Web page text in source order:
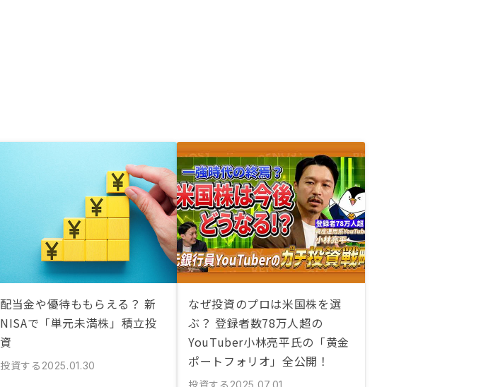
配当金や優待ももらえる？ 新
NISAで「単元未満株」積立投
資
投資する 2025.01.30
なぜ投資のプロは米国株を選
ぶ？ 登録者数78万人超の
YouTuber小林亮平氏の「黄金
ポートフォリオ」全公開！
投資する 2025.07.01